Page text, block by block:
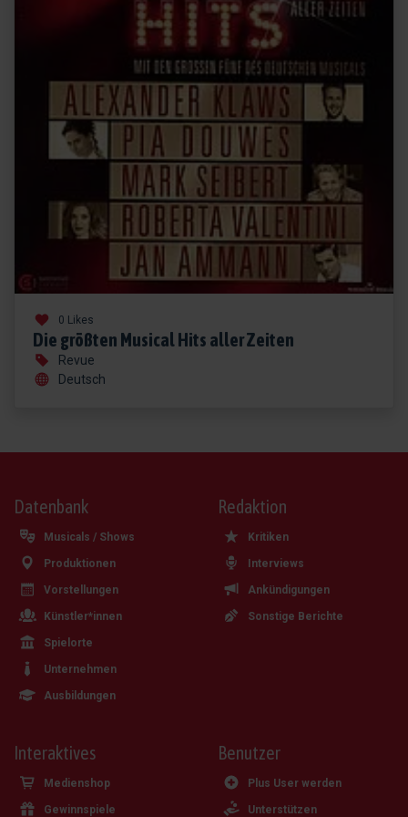
0 Likes
Die größten Musical Hits aller Zeiten
Revue
Deutsch
Datenbank
Musicals / Shows
Produktionen
Vorstellungen
Künstler*innen
Spielorte
Unternehmen
Ausbildungen
Redaktion
Kritiken
Interviews
Ankündigungen
Sonstige Berichte
Interaktives
Medienshop
Gewinnspiele
Benutzer
Plus User werden
Unterstützen